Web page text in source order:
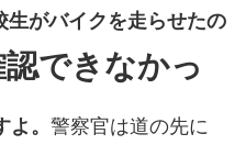
がバイクを走らせたの
できなかっ
。 警察官は道の先に